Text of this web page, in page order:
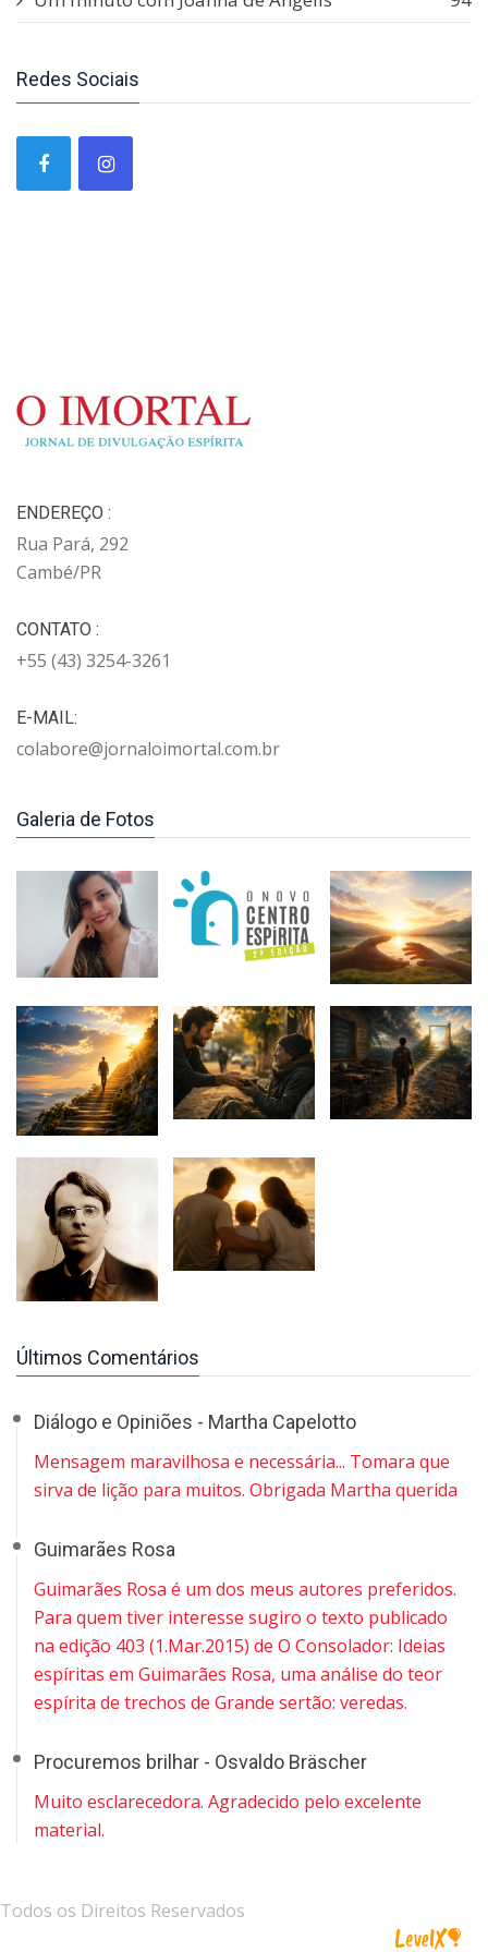
Redes Sociais
ENDEREÇO :
Rua Pará, 292
Cambé/PR
CONTATO :
+55 (43) 3254-3261
E-MAIL:
colabore@jornaloimortal.com.br
Galeria de Fotos
Últimos Comentários
Diálogo e Opiniões - Martha Capelotto
Mensagem maravilhosa e necessária... Tomara que
sirva de lição para muitos. Obrigada Martha querida
Guimarães Rosa
Guimarães Rosa é um dos meus autores preferidos.
Para quem tiver interesse sugiro o texto publicado
na edição 403 (1.Mar.2015) de O Consolador: Ideias
espíritas em Guimarães Rosa, uma análise do teor
espírita de trechos de Grande sertão: veredas.
Procuremos brilhar - Osvaldo Bräscher
Muito esclarecedora. Agradecido pelo excelente
material.
Todos os Direitos Reservados